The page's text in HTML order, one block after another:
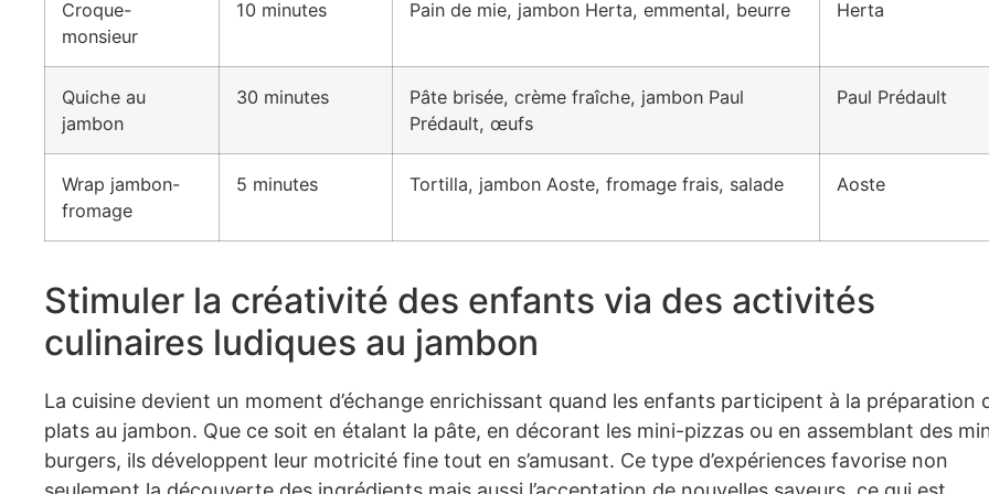
Croque-
monsieur
10 minutes Pain de mie, jambon Herta, emmental, beurre Herta
Quiche au
jambon
30 minutes
Pâte brisée, crème fraîche, jambon Paul
Prédault, œufs
Paul Prédault
Wrap jambon-
fromage
5 minutes Tortilla, jambon Aoste, fromage frais, salade Aoste
Stimuler la créativité des enfants via des activités
culinaires ludiques au jambon
La cuisine devient un moment d’échange enrichissant quand les enfants participent à la préparation
plats au jambon. Que ce soit en étalant la pâte, en décorant les mini-pizzas ou en assemblant des
burgers, ils développent leur motricité fine tout en s’amusant. Ce type d’expériences favorise non